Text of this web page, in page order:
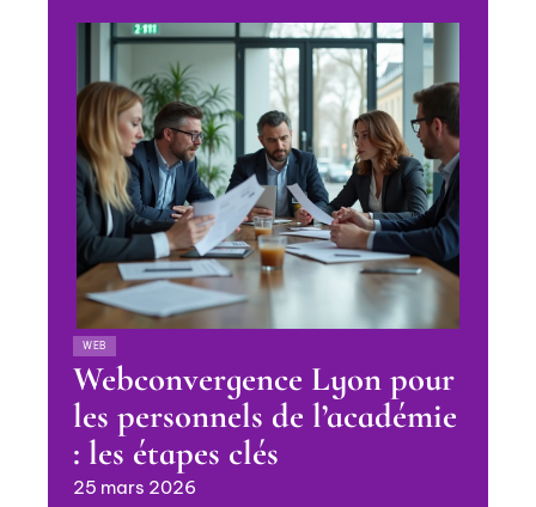
WEB
Webconvergence Lyon pour
les personnels de l’académie
: les étapes clés
25 mars 2026